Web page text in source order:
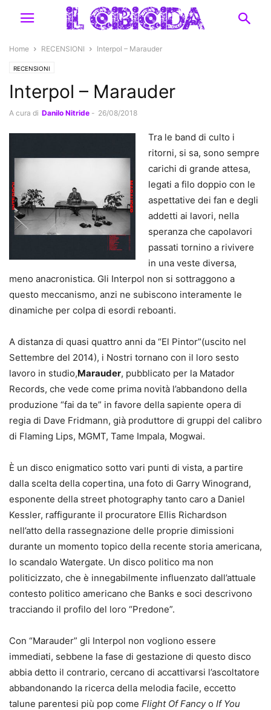
Home RECENSIONI Interpol – Marauder
RECENSIONI
Interpol – Marauder
A cura di Danilo Nitride - 26/08/2018
Tra le band di culto i
ritorni, si sa, sono sempre
carichi di grande attesa,
legati a filo doppio con le
aspettative dei fan e degli
addetti ai lavori, nella
speranza che capolavori
passati tornino a rivivere
in una veste diversa,
meno anacronistica. Gli Interpol non si sottraggono a
questo meccanismo, anzi ne subiscono interamente le
dinamiche per colpa di esordi reboanti.
A distanza di quasi quattro anni da “El Pintor”(uscito nel
Settembre del 2014), i Nostri tornano con il loro sesto
lavoro in studio,Marauder, pubblicato per la Matador
Records, che vede come prima novità l’abbandono della
produzione “fai da te” in favore della sapiente opera di
regia di Dave Fridmann, già produttore di gruppi del calibro
di Flaming Lips, MGMT, Tame Impala, Mogwai.
È un disco enigmatico sotto vari punti di vista, a partire
dalla scelta della copertina, una foto di Garry Winogrand,
esponente della street photography tanto caro a Daniel
Kessler, raffigurante il procuratore Ellis Richardson
nell’atto della rassegnazione delle proprie dimissioni
durante un momento topico della recente storia americana,
lo scandalo Watergate. Un disco politico ma non
politicizzato, che è innegabilmente influenzato dall’attuale
contesto politico americano che Banks e soci descrivono
tracciando il profilo del loro “Predone”.
Con “Marauder” gli Interpol non vogliono essere
immediati, sebbene la fase di gestazione di questo disco
abbia detto il contrario, cercano di accattivarsi l’ascoltatore
abbandonando la ricerca della melodia facile, eccetto
talune parentesi più pop come Flight Of Fancyo If You